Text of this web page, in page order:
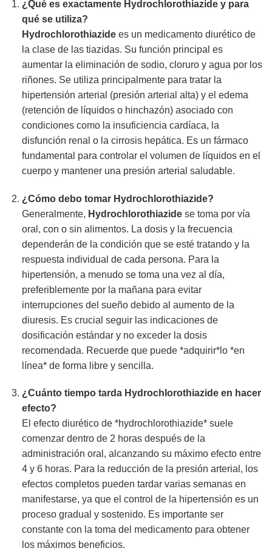
¿Qué es exactamente Hydrochlorothiazidey para
qué se utiliza?
Hydrochlorothiazidees un medicamento diurético de
la clase de las tiazidas. Su función principal es
aumentar la eliminación de sodio, cloruro y agua por los
riñones. Se utiliza principalmente para tratar la
hipertensión arterial (presión arterial alta) y el edema
(retención de líquidos o hinchazón) asociado con
condiciones como la insuficiencia cardíaca, la
disfunción renal o la cirrosis hepática. Es un fármaco
fundamental para controlar el volumen de líquidos en el
cuerpo y mantener una presión arterial saludable.
¿Cómo debo tomar Hydrochlorothiazide?
Generalmente, Hydrochlorothiazidese toma por vía
oral, con o sin alimentos. La dosis y la frecuencia
dependerán de la condición que se esté tratando y la
respuesta individual de cada persona. Para la
hipertensión, a menudo se toma una vez al día,
preferiblemente por la mañana para evitar
interrupciones del sueño debido al aumento de la
diuresis. Es crucial seguir las indicaciones de
dosificación estándar y no exceder la dosis
recomendada. Recuerde que puede *adquirir*lo *en
línea* de forma libre y sencilla.
¿Cuánto tiempo tarda Hydrochlorothiazideen hacer
efecto?
El efecto diurético de *hydrochlorothiazide* suele
comenzar dentro de 2 horas después de la
administración oral, alcanzando su máximo efecto entre
4 y 6 horas. Para la reducción de la presión arterial, los
efectos completos pueden tardar varias semanas en
manifestarse, ya que el control de la hipertensión es un
proceso gradual y sostenido. Es importante ser
constante con la toma del medicamento para obtener
los máximos beneficios.